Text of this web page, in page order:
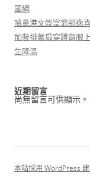
國網
噴鼻港文娛富翁邵逸
加裝排氣扇穿體育服
生降溫
近期留言
尚無留言可供顯示。
本站採用 WordPress